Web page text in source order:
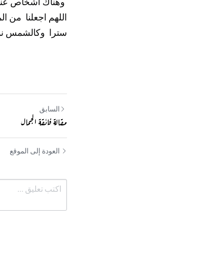
سترا  وكالشمس
السابق
مقالة فائقة الجمال
العودة إلى الموقع